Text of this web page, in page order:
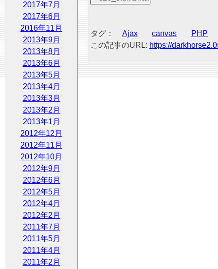
2017年7月
2017年6月
2016年11月
2013年9月
2013年8月
2013年6月
2013年5月
2013年4月
2013年3月
2013年2月
2013年1月
2012年12月
2012年11月
2012年10月
2012年9月
2012年6月
2012年5月
2012年4月
2012年2月
2011年7月
2011年5月
2011年4月
2011年2月
タグ： Ajax canvas
PHP
この記事のURL: https://